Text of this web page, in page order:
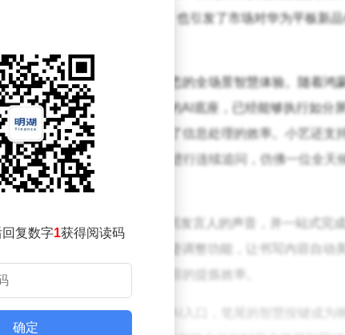
品将在AI领域实现重大突破，也引发了市场对华为平板新
，为用户带来了从系统到生态的全场景智慧体验。随着鸿
一系统级AI助手，凭借强大的AI底座，已经能够执行如分
速生成内容摘要，极大提高了信息处理的效率。小艺还支
功能，甚至能基于文档内容进行连续追问，仿佛一位全天
的持续进化。它能够区分不同发言人的声音，并一站式完
为笔记更是推出了实时AI字迹调整功能，让书写内容自动
要点，极大地提升了会议内容的提炼效率。
Pro手写笔上搭载了快捷AI入口，笔尾的智慧按键成为
复数字1获得阅读码
确定